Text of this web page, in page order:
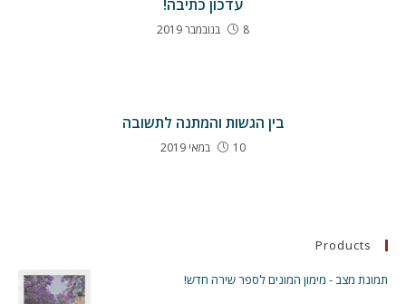
עדכון כתיבה!
8 בנובמבר 2019
בין הגשות והמתנה לתשובה
10 במאי 2019
Products
תמונת מצב - מימון המונים לספר שירה חדש!